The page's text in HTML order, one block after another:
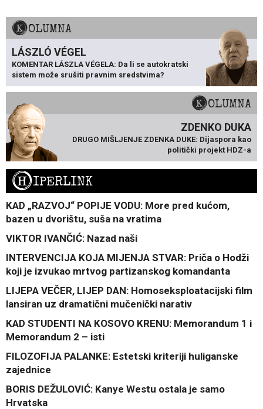
KOLUMNA
LÁSZLÓ VÉGEL
KOMENTAR LÁSZLA VÉGELA: Da li se autokratski
sistem može srušiti pravnim sredstvima?
KOLUMNA
ZDENKO DUKA
DRUGO MIŠLJENJE ZDENKA DUKE: Dijaspora kao
politički projekt HDZ-a
HIPERLINK
KAD „RAZVOJ“ POPIJE VODU: More pred kućom,
bazen u dvorištu, suša na vratima
VIKTOR IVANČIĆ: Nazad naši
INTERVENCIJA KOJA MIJENJA STVAR: Priča o Hodži
koji je izvukao mrtvog partizanskog komandanta
LIJEPA VEČER, LIJEP DAN: Homoseksploatacijski film
lansiran uz dramatični mučenički narativ
KAD STUDENTI NA KOSOVO KRENU: Memorandum 1 i
Memorandum 2 – isti
FILOZOFIJA PALANKE: Estetski kriteriji huliganske
zajednice
BORIS DEŽULOVIĆ: Kanye Westu ostala je samo
Hrvatska